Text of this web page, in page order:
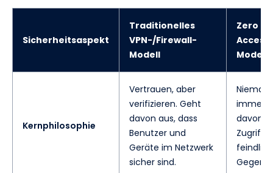
Sicherheitsaspekt
Traditionelles
VPN-/Firewall-
Modell
Zero
Access
Modell
Kernphilosophie
Vertrauen, aber
verifizieren. Geht
davon aus, dass
Benutzer und
Geräte im Netzwerk
sicher sind.
immer
davon